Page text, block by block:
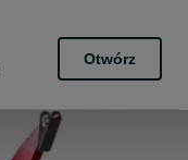
Otwórz